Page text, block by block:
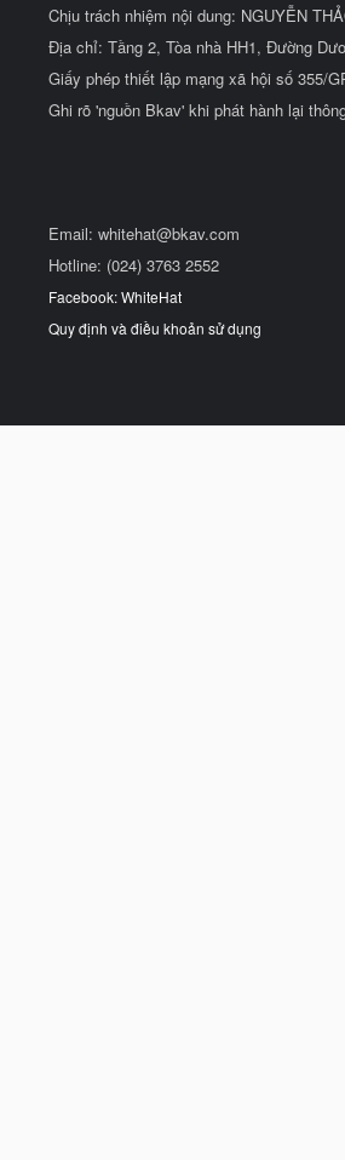
Chịu trách nhiệm nội dung: NGUYỄN
Địa chỉ: Tầng 2, Tòa nhà HH1, Đường
Giấy phép thiết lập mạng xã hội số 355/
Ghi rõ 'nguồn Bkav' khi phát hành lại
Email: whitehat@bkav.com
Hotline: (024) 3763 2552
Facebook: WhiteHat
Quy định và điều khoản sử dụng